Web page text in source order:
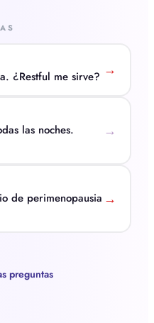
¿Restful me sirve? →
las noches.
→
de perimenopausia →
preguntas